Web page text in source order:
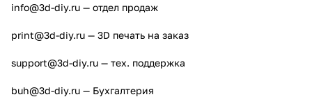
info@3d-diy.ru — отдел продаж
print@3d-diy.ru — 3D печать на заказ
support@3d-diy.ru — тех. поддержка
buh@3d-diy.ru — Бухгалтерия